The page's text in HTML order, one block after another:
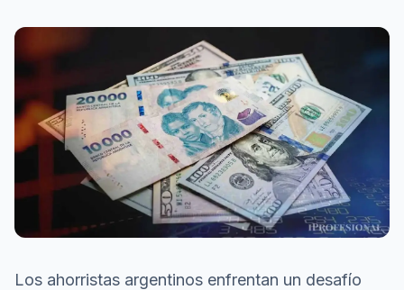
Los ahorristas argentinos enfrentan un desafío